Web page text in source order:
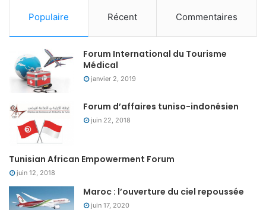
Populaire Récent Commentaires
Forum International du Tourisme
Médical
janvier 2, 2019
Forum d’affaires tuniso-indonésien
juin 22, 2018
Tunisian African Empowerment Forum
juin 12, 2018
Maroc : l’ouverture du ciel repoussée
juin 17, 2020